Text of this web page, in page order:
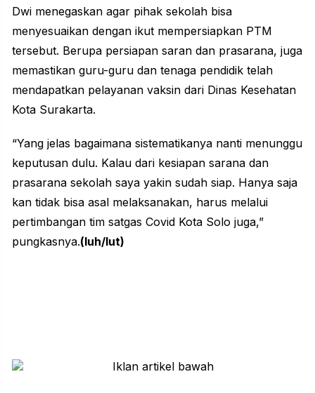
Dwi menegaskan agar pihak sekolah bisa
menyesuaikan dengan ikut mempersiapkan PTM
tersebut. Berupa persiapan saran dan prasarana, juga
memastikan guru-guru dan tenaga pendidik telah
mendapatkan pelayanan vaksin dari Dinas Kesehatan
Kota Surakarta.
“Yang jelas bagaimana sistematikanya nanti menunggu
keputusan dulu. Kalau dari kesiapan sarana dan
prasarana sekolah saya yakin sudah siap. Hanya saja
kan tidak bisa asal melaksanakan, harus melalui
pertimbangan tim satgas Covid Kota Solo juga,”
pungkasnya.(luh/lut)